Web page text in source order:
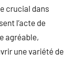
crucial dans
l’acte de
agréable,
une variété de